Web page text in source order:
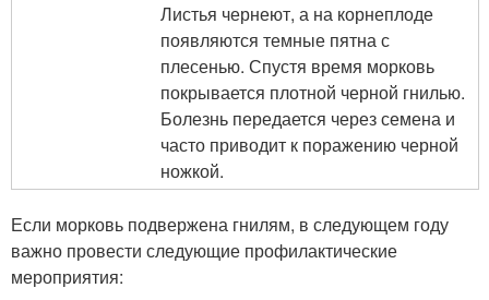
Листья чернеют, а на корнеплоде
появляются темные пятна с
плесенью. Спустя время морковь
покрывается плотной черной гнилью.
Болезнь передается через семена и
часто приводит к поражению черной
ножкой.
Если морковь подвержена гнилям, в следующем году
важно провести следующие профилактические
мероприятия: